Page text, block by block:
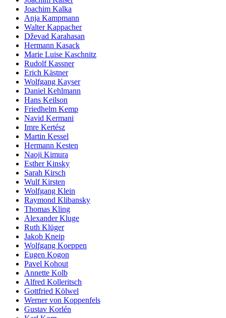
Joachim Kalka
Anja Kampmann
Walter Kappacher
Dževad Karahasan
Hermann Kasack
Marie Luise Kaschnitz
Rudolf Kassner
Erich Kästner
Wolfgang Kayser
Daniel Kehlmann
Hans Keilson
Friedhelm Kemp
Navid Kermani
Imre Kertész
Martin Kessel
Hermann Kesten
Naoji Kimura
Esther Kinsky
Sarah Kirsch
Wulf Kirsten
Wolfgang Klein
Raymond Klibansky
Thomas Kling
Alexander Kluge
Ruth Klüger
Jakob Kneip
Wolfgang Koeppen
Eugen Kogon
Pavel Kohout
Annette Kolb
Alfred Kolleritsch
Gottfried Kölwel
Werner von Koppenfels
Gustav Korlén